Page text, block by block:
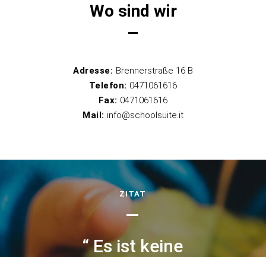
Wo sind wir
Adresse: Brennerstraße 16 B
Telefon: 0471061616
Fax: 0471061616
Mail: info@schoolsuite.it
ZITAT
Es ist keine